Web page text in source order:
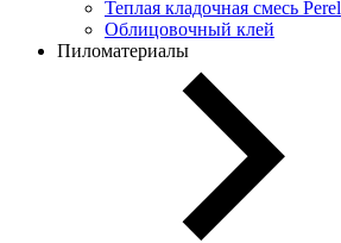
Теплая кладочная смесь Perel
Облицовочный клей
Пиломатериалы